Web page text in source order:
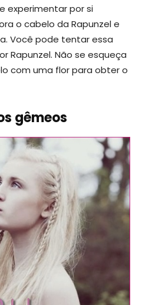
experimentar por si
o cabelo da Rapunzel e
Você pode tentar essa
Rapunzel. Não se esqueça
com uma flor para obter o
gêmeos